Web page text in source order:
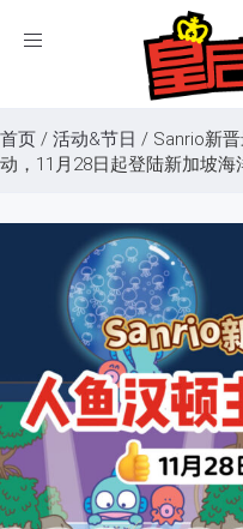
Toggle
首页 / 活动&节日 / Sanrio新
动，11月28日起登陆新加坡海